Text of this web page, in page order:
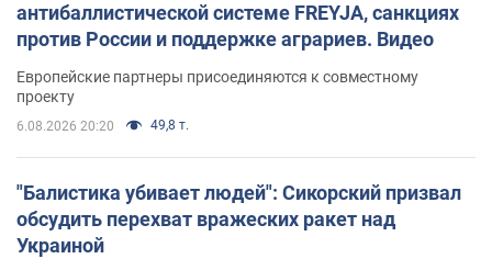
антибаллистической системе FREYJA, санкциях
против России и поддержке аграриев. Видео
Европейские партнеры присоединяются к совместному
проекту
6.08.2026 20:20 49,8 т.
"Балистика убивает людей": Сикорский призвал
обсудить перехват вражеских ракет над
Украиной